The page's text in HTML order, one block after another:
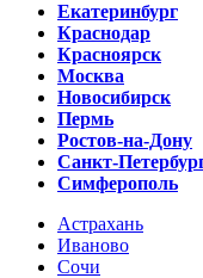
Екатеринбург
Краснодар
Красноярск
Москва
Новосибирск
Пермь
Ростов-на-Дону
Санкт-
Симферополь
Астрахань
Иваново
Сочи